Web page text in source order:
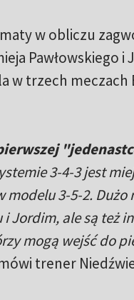
w obliczu
Pawłowskiego i
trzech meczach
3-4-3 jest
3-5-2.
Jordim, ale są też
mogą wejść do
trener